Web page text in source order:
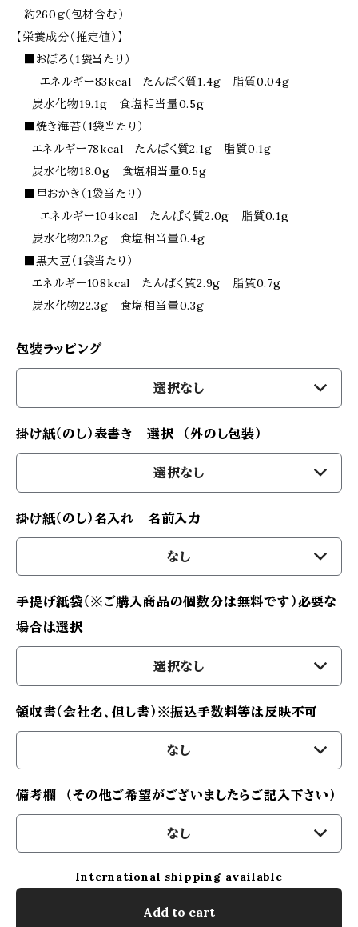
約260ｇ（包材含む）
【栄養成分（推定値）】
■おぼろ（1袋当たり）
エネルギー83kcal たんぱく質1.4g 脂質0.04g
炭水化物19.1g 食塩相当量0.5g
■焼き海苔（1袋当たり）
エネルギー78kcal たんぱく質2.1g 脂質0.1g
炭水化物18.0g 食塩相当量0.5g
■里おかき（1袋当たり）
エネルギー104kcal たんぱく質2.0g 脂質0.1g
炭水化物23.2g 食塩相当量0.4g
■黒大豆（1袋当たり）
エネルギー108kcal たんぱく質2.9g 脂質0.7g
炭水化物22.3g 食塩相当量0.3g
包装ラッピング
選択なし
掛け紙（のし）表書き 選択 （外のし包装）
選択なし
掛け紙（のし）名入れ 名前入力
なし
手提げ紙袋（※ご購入商品の個数分は無料です）必要な
場合は選択
選択なし
領収書（会社名、但し書）※振込手数料等は反映不可
なし
備考欄 （その他ご希望がございましたらご記入下さい）
なし
International shipping available
Add to cart